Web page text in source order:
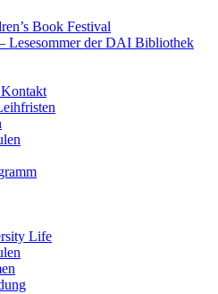
Book Festival
Lesesommer der DAI Bibliothek
Life